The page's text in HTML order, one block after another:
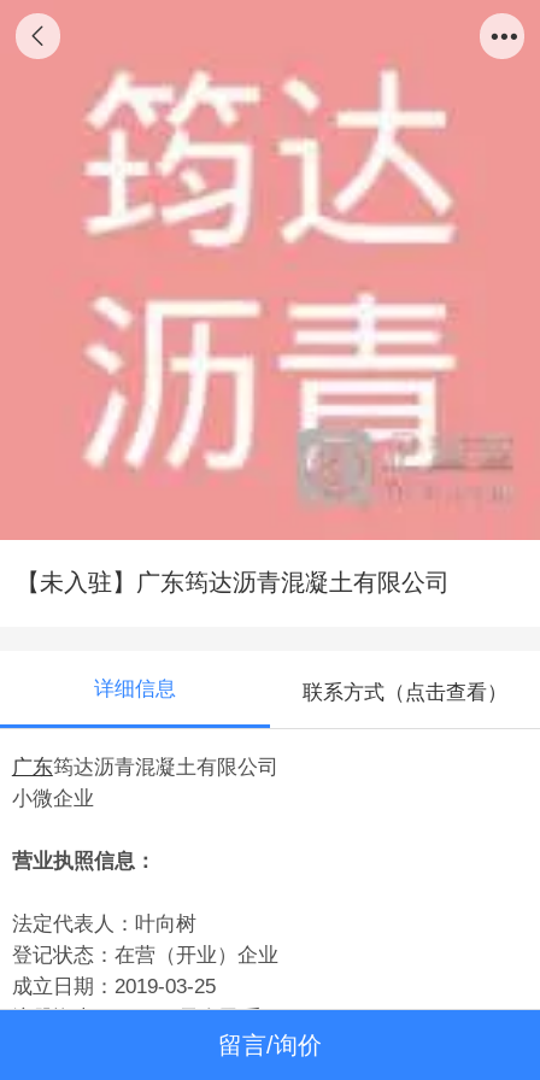
【未入驻】广东筠达沥青混凝土有限公司
详细信息 联系方式（点击查看）
广东筠达沥青混凝土有限公司
小微企业
营业执照信息：
法定代表人：叶向树
登记状态：在营（开业）企业
成立日期：2019-03-25
留言/询价